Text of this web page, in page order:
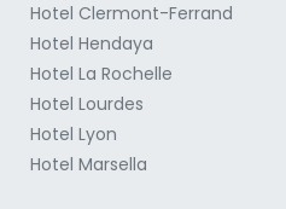
Hotel Clermont-Ferrand
Hotel Hendaya
Hotel La Rochelle
Hotel Lourdes
Hotel Lyon
Hotel Marsella